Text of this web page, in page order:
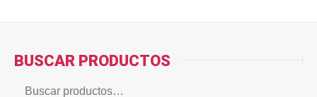
BUSCAR PRODUCTOS
Buscar